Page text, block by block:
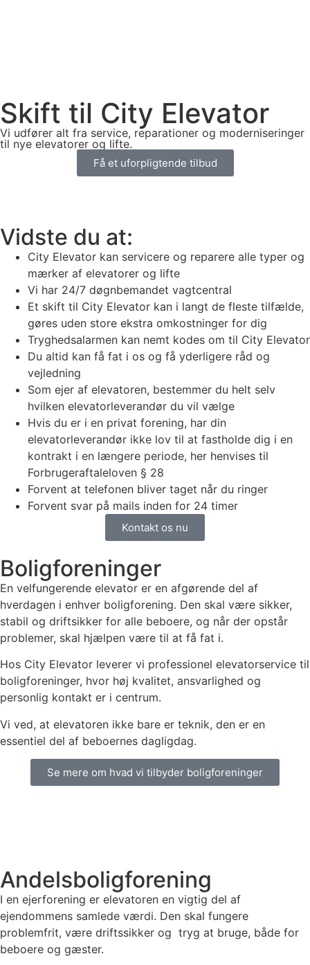
Skift til City Elevator
Vi udfører alt fra service, reparationer og moderniseringer
til nye elevatorer og lifte.
Få et uforpligtende tilbud
Vidste du at:
City Elevator kan servicere og reparere alle typer og
mærker af elevatorer og lifte
Vi har 24/7 døgnbemandet vagtcentral
Et skift til City Elevator kan i langt de fleste tilfælde,
gøres uden store ekstra omkostninger for dig
Tryghedsalarmen kan nemt kodes om til City Elevator
Du altid kan få fat i os og få yderligere råd og
vejledning
Som ejer af elevatoren, bestemmer du helt selv
hvilken elevatorleverandør du vil vælge
Hvis du er i en privat forening, har din
elevatorleverandør ikke lov til at fastholde dig i en
kontrakt i en længere periode, her henvises til
Forbrugeraftaleloven § 28
Forvent at telefonen bliver taget når du ringer
Forvent svar på mails inden for 24 timer
Kontakt os nu
Boligforeninger
En velfungerende elevator er en afgørende del af
hverdagen i enhver boligforening. Den skal være sikker,
stabil og driftsikker for alle beboere, og når der opstår
problemer, skal hjælpen være til at få fat i.
Hos City Elevator leverer vi professionel elevatorservice til
boligforeninger, hvor høj kvalitet, ansvarlighed og
personlig kontakt er i centrum.
Vi ved, at elevatoren ikke bare er teknik, den er en
essentiel del af beboernes dagligdag.
Se mere om hvad vi tilbyder boligforeninger
Andelsboligforening
I en ejerforening er elevatoren en vigtig del af
ejendommens samlede værdi. Den skal fungere
problemfrit, være driftssikker og tryg at bruge, både for
beboere og gæster.